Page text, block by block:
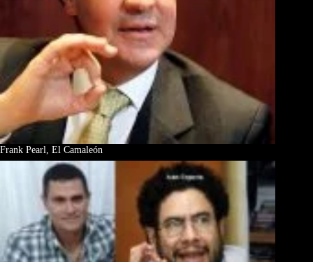
Frank Pearl, El Camaleón